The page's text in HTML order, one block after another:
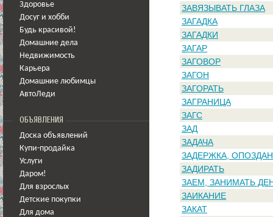
Здоровье
Досуг и хобби
Будь красивой!
Домашние дела
Недвижимость
Карьера
Домашние любимцы
АвтоЛеди
ОБЪЯВЛЕНИЯ
Доска объявлений
Купи-продайка
Услуги
Даром!
Для взрослых
Детские покупки
Для дома
ЗАВЯЗЫВАТЬ ГЛАЗА
ЗАГАДКА
ЗАГАДКИ
ЗАГАР
ЗАГОВОР
ЗАГОН
ЗАГОРАТЬ
ЗАГРАНИЦА
ЗАГС
ЗАД
ЗАДАЧА
ЗАДЕРЖКА,
ЗАДИРАТЬ
ЗАЕМ, ЗАНИМАТЬ
ЗАИКАНИЕ
ЗАКАТ